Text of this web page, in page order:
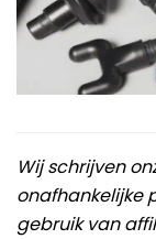
Wij schrijven
onafhankelijke
gebruik van